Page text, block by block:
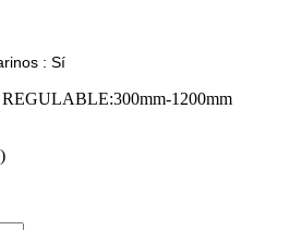
: Sí
1200mm